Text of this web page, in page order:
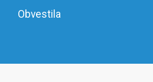
Obvestila